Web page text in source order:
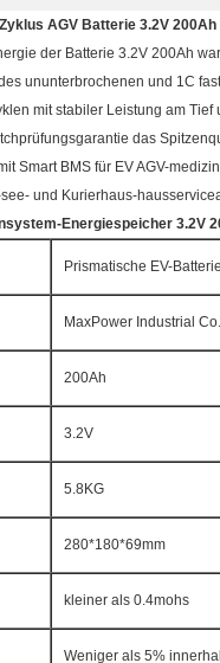
AGV Batterie 3.2V
der Batterie 3.2V 200Ah
ununterbrochenen und 1C
mit stabiler Leistung am Tief
das
Smart BMS für EV AGV-
und Kurierhaus-
Energiespeicher 3.2V
Prismatische EV-
MaxPower Industrial
200Ah
3.2V
5.8KG
280*180*69mm
kleiner als 0.4mohs
Weniger als 5%